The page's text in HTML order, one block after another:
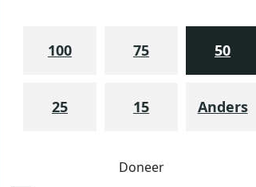
100 75 50
25 15 Anders
Doneer